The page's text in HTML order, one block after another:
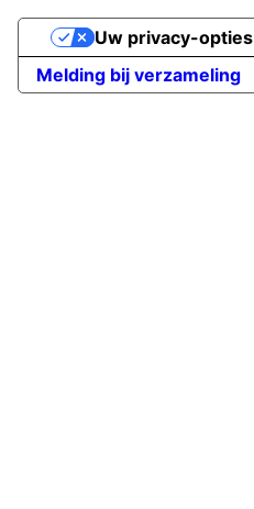
Melding bij verzameling
Uw privacy-opties